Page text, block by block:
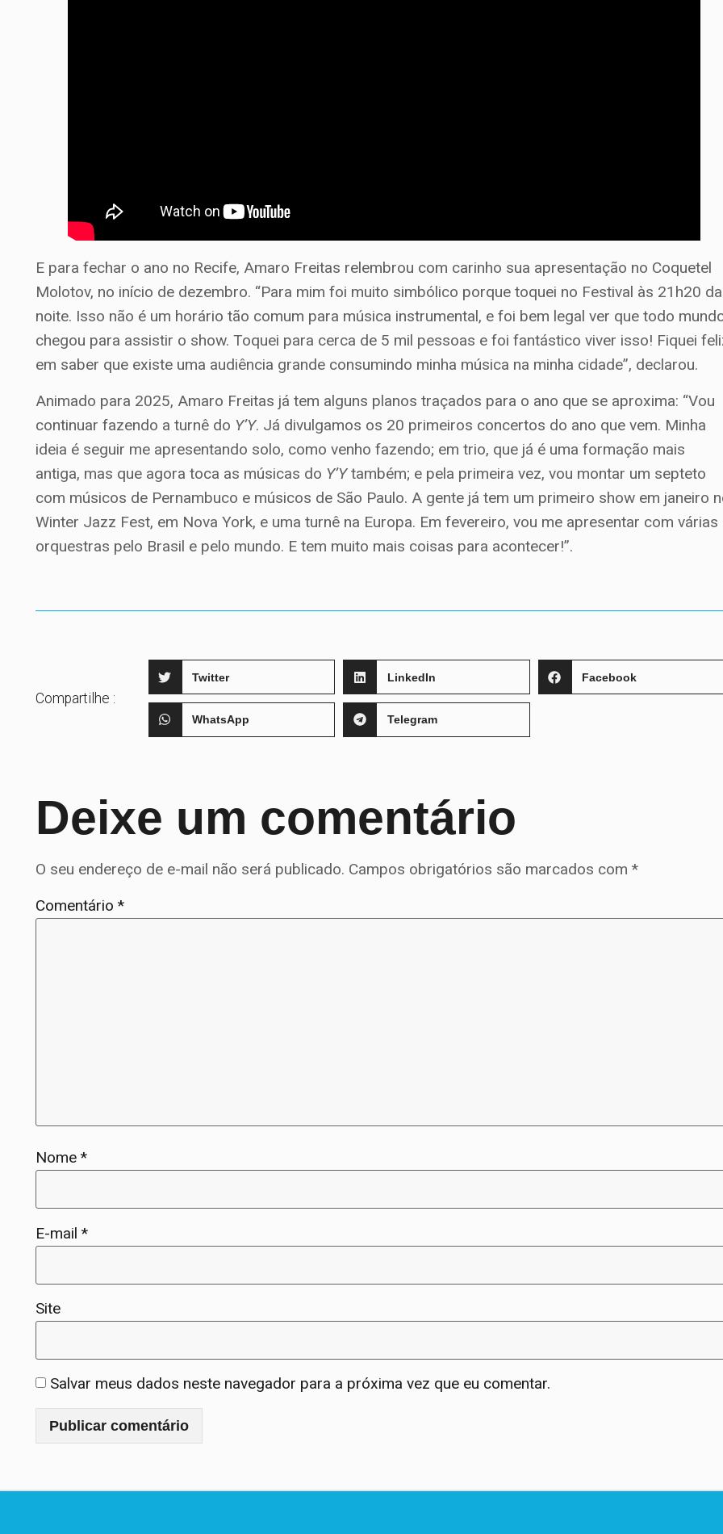
E para fechar o ano no Recife, Amaro Freitas relembrou com carinho sua apresentação no Coquetel
Molotov, no início de dezembro. “Para mim foi muito simbólico porque toquei no Festival às 21h20 da
noite. Isso não é um horário tão comum para música instrumental, e foi bem legal ver que todo
chegou para assistir o show. Toquei para cerca de 5 mil pessoas e foi fantástico viver isso! Fiquei
em saber que existe uma audiência grande consumindo minha música na minha cidade”, declarou.
Animado para 2025, Amaro Freitas já tem alguns planos traçados para o ano que se aproxima: “Vou
continuar fazendo a turnê do Y’Y. Já divulgamos os 20 primeiros concertos do ano que vem. Minha
ideia é seguir me apresentando solo, como venho fazendo; em trio, que já é uma formação mais
antiga, mas que agora toca as músicas do Y’Ytambém; e pela primeira vez, vou montar um septeto
com músicos de Pernambuco e músicos de São Paulo. A gente já tem um primeiro show em janeiro
Winter Jazz Fest, em Nova York, e uma turnê na Europa. Em fevereiro, vou me apresentar com várias
orquestras pelo Brasil e pelo mundo. E tem muito mais coisas para acontecer!”.
Compartilhe :
Twitter LinkedIn Facebook
WhatsApp Telegram
Deixe um comentário
O seu endereço de e-mail não será publicado. Campos obrigatórios são marcados com*
Comentário*
Nome*
E-mail*
Site
Salvar meus dados neste navegador para a próxima vez que eu comentar.